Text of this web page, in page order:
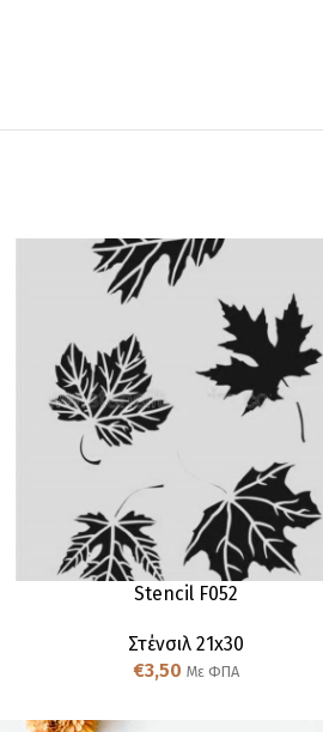
Stencil F052
Στένσιλ 21x30
€3,50 Με ΦΠΑ